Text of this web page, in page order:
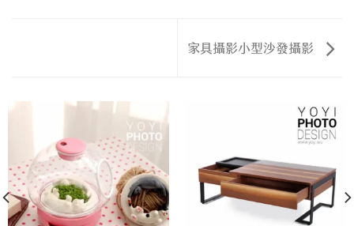
家具攝影小型沙發攝影